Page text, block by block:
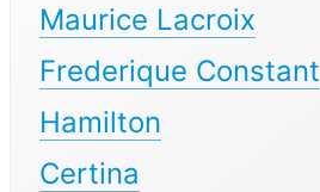
Maurice Lacroix
Frederique Constant
Hamilton
Certina